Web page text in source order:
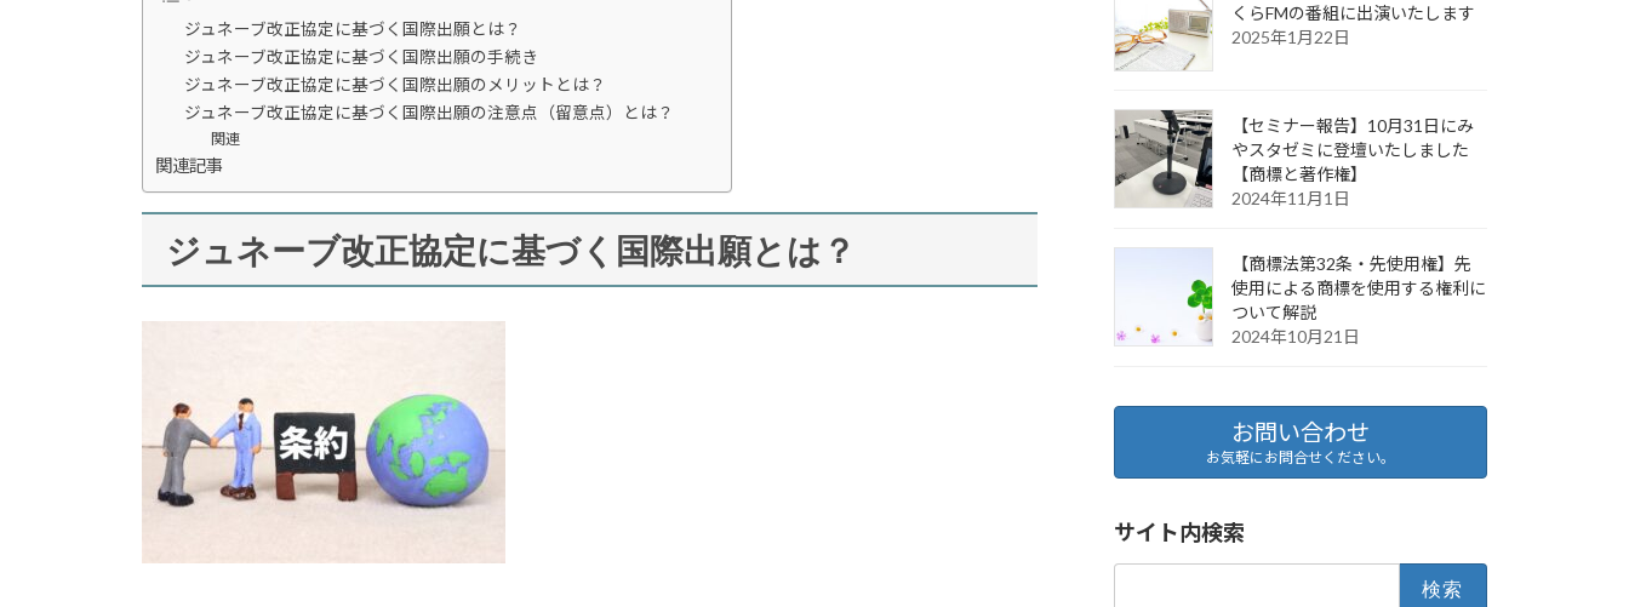
ジュネーブ改正協定に基づく国際出願とは？
ジュネーブ改正協定に基づく国際出願の手続き
ジュネーブ改正協定に基づく国際出願のメリットとは？
ジュネーブ改正協定に基づく国際出願の注意点（留意点）とは？
関連
関連記事
ジュネーブ改正協定に基づく国際出願とは？
くらFMの番組に出演いたします
2025年1月22日
【セミナー報告】10月31日にみ
やスタゼミに登壇いたしました
【商標と著作権】
2024年11月1日
【商標法第32条・先使用権】先
使用による商標を使用する権利に
ついて解説
2024年10月21日
お問い合わせ
お気軽にお問合せください。
サイト内検索